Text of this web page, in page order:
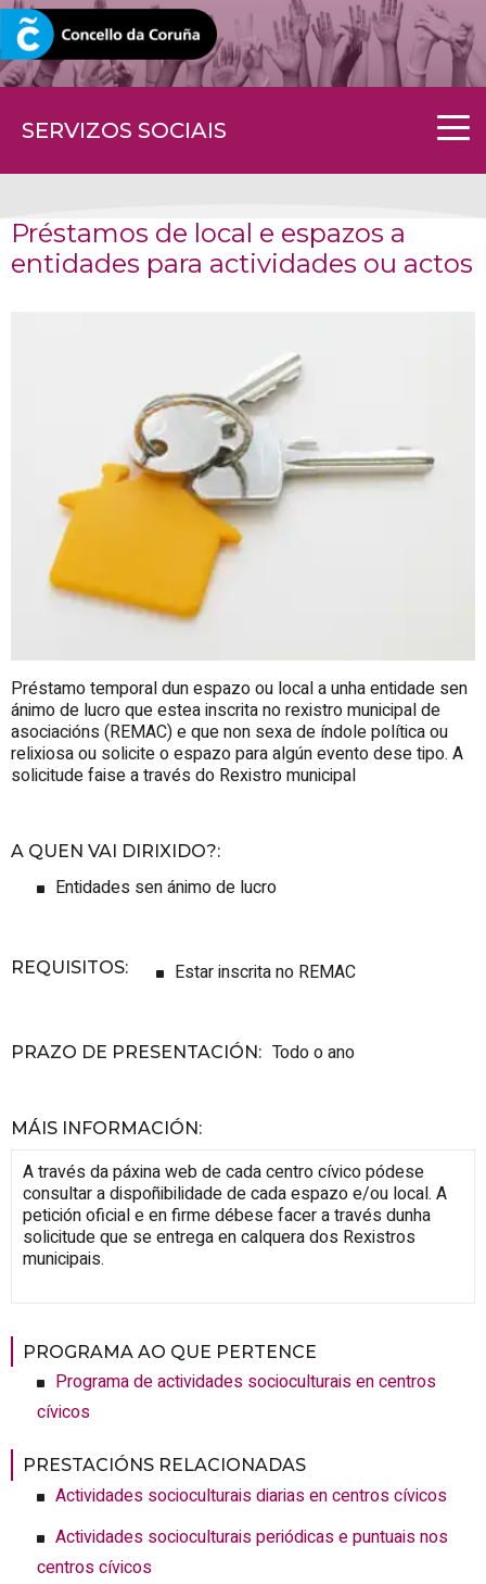
SERVIZOS SOCIAIS
CORUNA.GAL
Préstamos de local e espazos a
entidades para actividades ou actos
Préstamo temporal dun espazo ou local a unha entidade sen
ánimo de lucro que estea inscrita no rexistro municipal de
asociacións (REMAC) e que non sexa de índole política ou
relixiosa ou solicite o espazo para algún evento dese tipo. A
solicitude faise a través do Rexistro municipal
A QUEN VAI DIRIXIDO?:
Entidades sen ánimo de lucro
REQUISITOS: Estar inscrita no REMAC
PRAZO DE PRESENTACIÓN: Todo o ano
MÁIS INFORMACIÓN:
A través da páxina web de cada centro cívico pódese
consultar a dispoñibilidade de cada espazo e/ou local. A
petición oficial e en firme débese facer a través dunha
solicitude que se entrega en calquera dos Rexistros
municipais.
PROGRAMA AO QUE PERTENCE
Programa de actividades socioculturais en centros
cívicos
PRESTACIÓNS RELACIONADAS
Actividades socioculturais diarias en centros cívicos
Actividades socioculturais periódicas e puntuais nos
centros cívicos